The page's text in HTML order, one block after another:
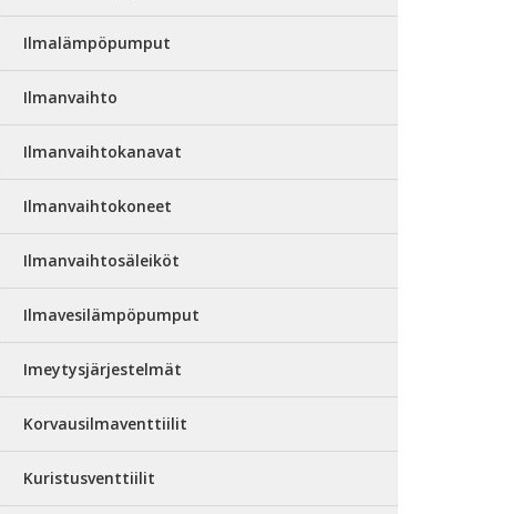
Ilmalämpöpumput
Ilmanvaihto
Ilmanvaihtokanavat
Ilmanvaihtokoneet
Ilmanvaihtosäleiköt
Ilmavesilämpöpumput
Imeytysjärjestelmät
Korvausilmaventtiilit
Kuristusventtiilit